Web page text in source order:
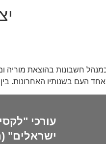
עם משפחתו ב-1920 במסגרת "גדוד העבודה"
העם בשנותיו האחרונות.
עורכי
ישראלים"